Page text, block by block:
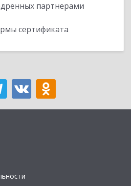
партнерами
сертификата